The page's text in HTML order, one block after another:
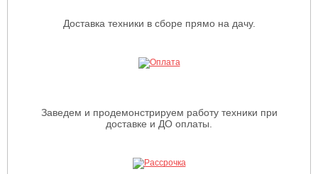
Доставка техники в сборе прямо на дачу.
Заведем и продемонстрируем работу техники при
доставке и ДО оплаты.